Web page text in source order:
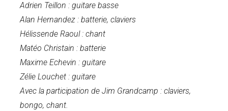
Adrien Teillon : guitare basse
Alan Hernandez : batterie, claviers
Hélissende Raoul : chant
Matéo Christain : batterie
Maxime Echevin : guitare
Zélie Louchet : guitare
Avec la participation de Jim Grandcamp : claviers,
bongo, chant.